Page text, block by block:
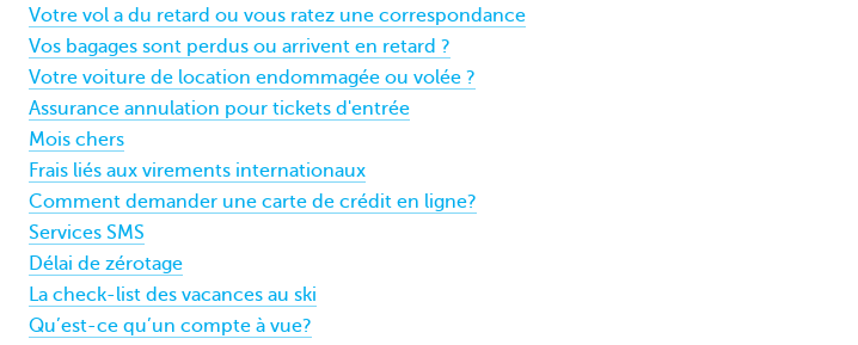
Votre vol a du retard ou vous ratez une correspondance
Vos bagages sont perdus ou arrivent en retard ?
Votre voiture de location endommagée ou volée ?
Assurance annulation pour tickets d'entrée
Mois chers
Frais liés aux virements internationaux
Comment demander une carte de crédit en ligne?
Services SMS
Délai de zérotage
La check-list des vacances au ski
Qu’est-ce qu’un compte à vue?